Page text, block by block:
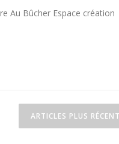
Au Bûcher Espace création
ARTICLES PLUS